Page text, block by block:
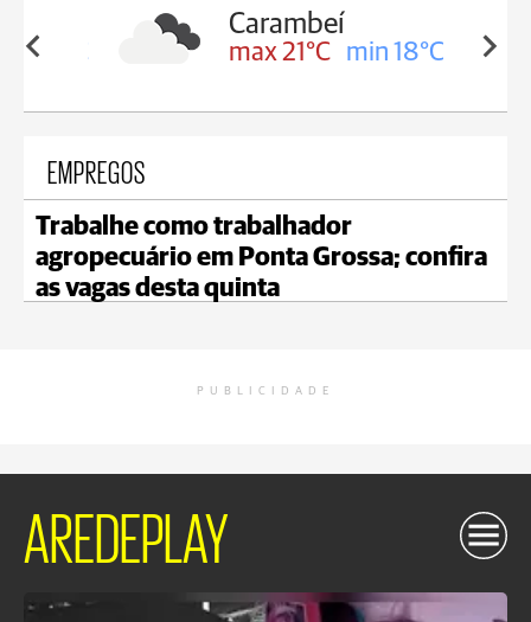
19°C
Carambeí
max 21°C min 18°C
EMPREGOS
Trabalhe como trabalhador
agropecuário em Ponta Grossa; confira
as vagas desta quinta
PUBLICIDADE
AREDEPLAY